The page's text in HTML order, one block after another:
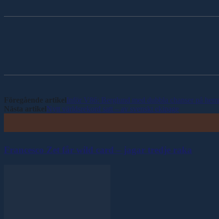
Föregående artikelInför V86: Berglund med dubbla chanser på
Nästa artikelNytt världsrekord satt – av svenskt ekipage
Francesco Zet får wild card – jagar tredje raka